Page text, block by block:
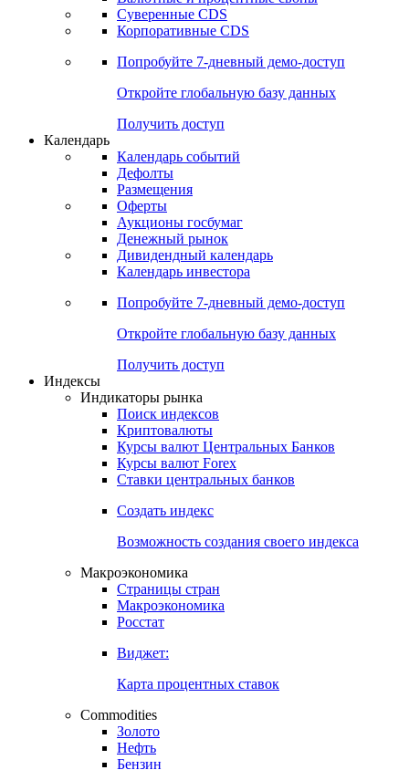
Получить доступ
Деривативы
Валютные и процентные свопы
Корпоративные CDS
Попробуйте7-дневный
Откройте глобальную базу данных
Получить доступ
Календарь
Календарь событий
Дефолты
Размещения
Оферты
Денежный рынок
Календарь инвестора
Попробуйте7-дневный
Откройте глобальную базу данных
Получить доступ
Индикаторы рынка
Поиск индексов
Курсы валют Центральных Банков
Ставки центральных банков
Создать индекс
Возможность создания своего индекса
Страницы стран
Росстат
Виджет:
Карта процентных ставок